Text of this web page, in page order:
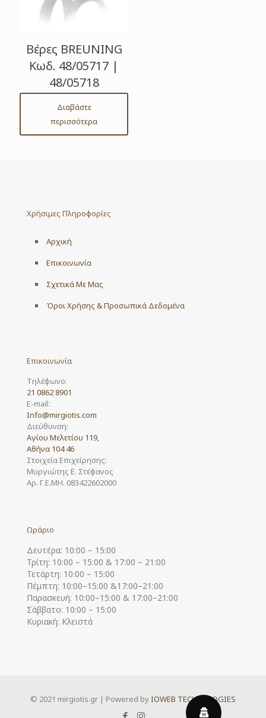
Βέρες BREUNING
Κωδ. 48/05717 |
48/05718
Διαβάστε
περισσότερα
Χρήσιμες Πληροφορίες
Αρχική
Επικοινωνία
Σχετικά Με Μας
Όροι Χρήσης & Προσωπικά Δεδομένα
Επικοινωνία
Τηλέφωνο:
21 0862 8901
E-mail:
Info@mirgiotis.com
Διεύθυνση:
Αγίου Μελετίου 119,
Αθήνα 104 46
Στοιχεία Επιχείρησης:
Μυργιώτης Ε. Στέφανος
Αρ. Γ.Ε.ΜΗ. 083422602000
Ωράριο
Δευτέρα: 10:00 – 15:00
Τρίτη: 10:00 – 15:00 & 17:00 – 21:00
Τετάρτη: 10:00 – 15:00
Πέμπτη: 10:00–15:00 &17:00–21:00
Παρασκευή: 10:00–15:00 & 17:00–21:00
Σάββατο: 10:00 – 15:00
Κυριακή: Κλειστά
© 2021 mirgiotis.gr | Powered byIOWEB TECHNOLOGIES